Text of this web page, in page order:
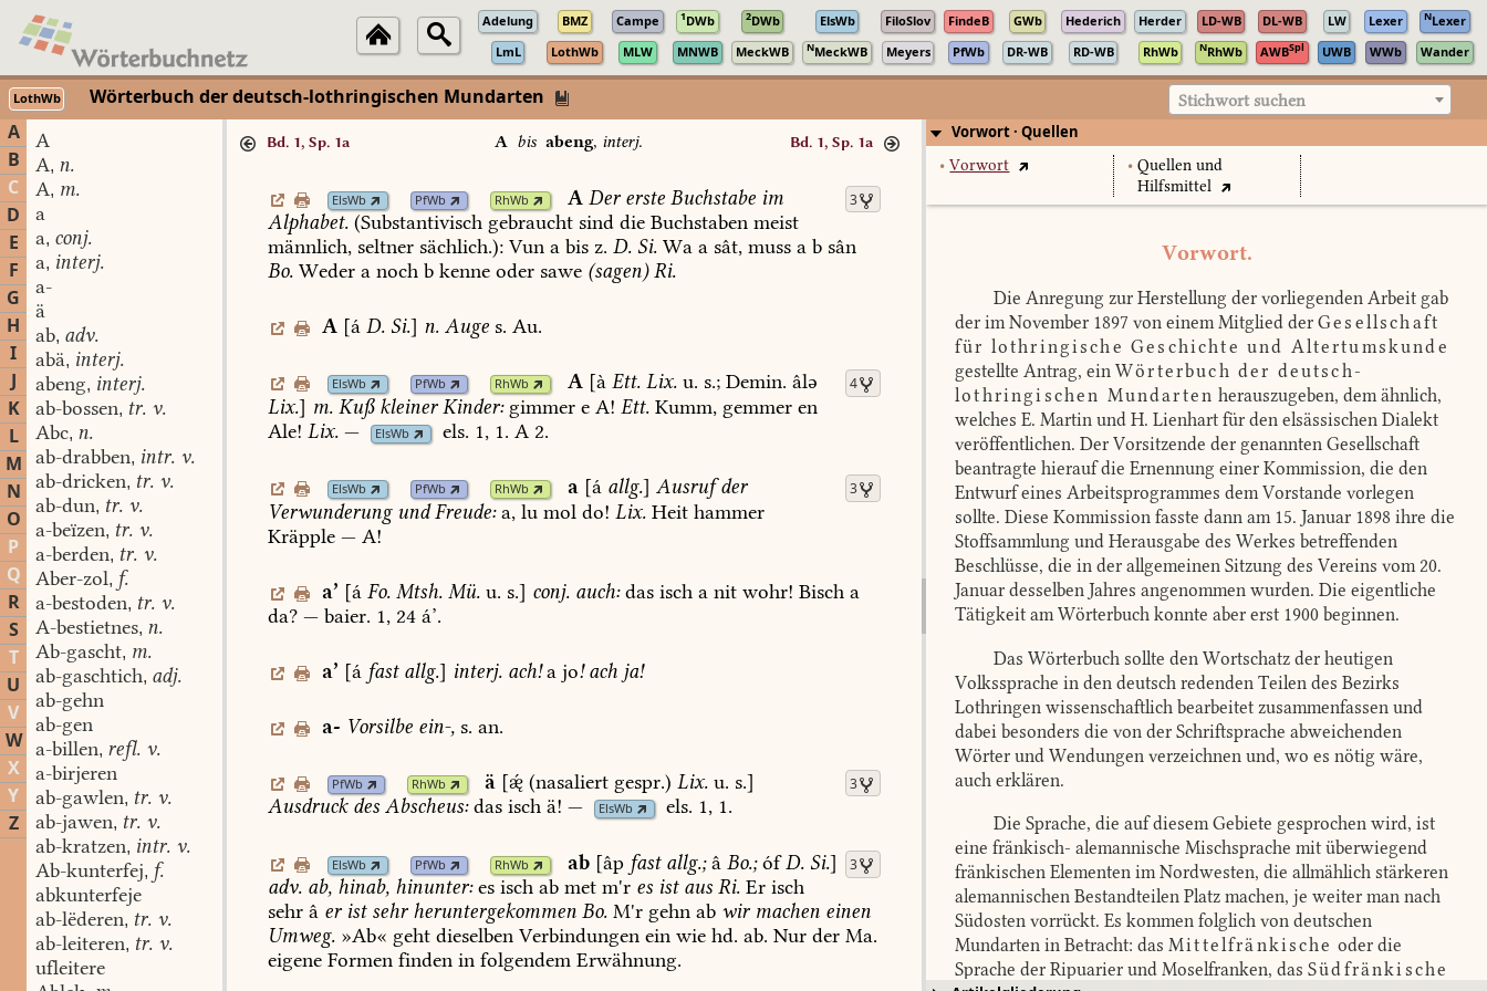
Adelung BMZ Campe 1DWb 2DWb ElsWb FiloSlov FindeB GWb Hederich Herder LD-WB DL-WB LW Lexer NLexer
LmL
LothWb MLW MNWB MeckWB NMeckWB Meyers PfWb DR-WB RD-WB RhWb NRhWb AWBSpl UWB WWb Wander
LothWb Wörterbuch der deutsch-lothringischen Mundarten Stichwort suchen
A
B
C
D
E
F
G
H
I
J
K
L
M
N
O
P
Q
R
S
T
U
V
W
X
Y
Z
A
A, n.
A, m.
a
a, conj.
a, interj.
a-
ä
ab, adv.
abä, interj.
abeng, interj.
ab-bossen, tr. v.
Abc, n.
ab-drabben, intr. v.
ab-dricken, tr. v.
ab-dun, tr. v.
a-beïzen, tr. v.
a-berden, tr. v.
Aber-zol, f.
a-bestoden, tr. v.
A-bestietnes, n.
Ab-gascht, m.
ab-gaschtich, adj.
ab-gehn
ab-gen
a-billen, refl. v.
a-birjeren
ab-gawlen, tr. v.
ab-jawen, tr. v.
ab-kratzen, intr. v.
Ab-kunterfej, f.
abkunterfeje
ab-lëderen, tr. v.
ab-leiteren, tr. v.
ufleitere
Bd. 1, Sp. 1a A bis abeng, interj. Bd. 1, Sp. 1a
3
ElsWb PfWb RhWb A Dererste Buchstabe im
Alphabet. (Substantivisch gebraucht sind die Buchstaben meist
männlich, seltner sächlich.): Vun a bis z. D. Si. Wa a sât, muss a b sân
Bo. Weder a noch b kenne oder sawe (sagen) Ri.
A [á D. Si.] n. Auges. Au.
4
ElsWb PfWb RhWb A [à Ett. Lix. u. s.; Demin. âlə
Lix.] m. KußkleinerKinder:gimmer e A! Ett. Kumm, gemmer en
Ale! Lix. — ElsWb els. 1, 1. A 2.
3
ElsWb PfWb RhWb a [á allg.] Ausrufder
VerwunderungundFreude:a, lu mol do! Lix. Heit hammer
Kräpple — A!
a’ [á Fo. Mtsh. Mü.u. s.] conj. auch:dasischanitwohr! Bischa
da? — baier. 1, 24 á’.
a’ [á fastallg.] interj. ach!ajo!achja!
a- Vorsilbeein-,s. an.
3
PfWb RhWb ä [ (nasaliert gespr.) Lix. u. s.]
Ausdruckdes Abscheus:das isch ä! — ElsWb els. 1, 1.
3
ElsWb PfWb RhWb ab [âp fastallg.;â Bo.;óf D. Si.]
adv. ab, hinab, hinunter:es isch ab met m'r es istaus Ri. Er isch
sehr â eristsehrheruntergekommen Bo. M'r gehn ab wirmachen einen
Umweg. »Ab« geht dieselben Verbindungen ein wie hd. ab. Nur der Ma.
eigene Formen finden in folgendem Erwähnung.
Vorwort · Quellen
• Vorwort • Quellen und
Hilfsmittel
Vorwort.
Die Anregung zur Herstellung der vorliegenden Arbeit gab
der im November 1897 von einem Mitglied der Gesellschaft
für lothringische Geschichte und Altertumskunde
gestellte Antrag, ein Wörterbuch der deutsch-
lothringischen Mundarten herauszugeben, dem ähnlich,
welches E. Martin und H. Lienhart für den elsässischen Dialekt
veröffentlichen. Der Vorsitzende der genannten Gesellschaft
beantragte hierauf die Ernennung einer Kommission, die den
Entwurf eines Arbeitsprogrammes dem Vorstande vorlegen
sollte. Diese Kommission fasste dann am 15. Januar 1898 ihre die
Stoffsammlung und Herausgabe des Werkes betreffenden
Beschlüsse, die in der allgemeinen Sitzung des Vereins vom 20.
Januar desselben Jahres angenommen wurden. Die eigentliche
Tätigkeit am Wörterbuch konnte aber erst 1900 beginnen.
Das Wörterbuch sollte den Wortschatz der heutigen
Volkssprache in den deutsch redenden Teilen des Bezirks
Lothringen wissenschaftlich bearbeitet zusammenfassen und
dabei besonders die von der Schriftsprache abweichenden
Wörter und Wendungen verzeichnen und, wo es nötig wäre,
auch erklären.
Die Sprache, die auf diesem Gebiete gesprochen wird, ist
eine fränkisch- alemannische Mischsprache mit überwiegend
fränkischen Elementen im Nordwesten, die allmählich stärkeren
alemannischen Bestandteilen Platz machen, je weiter man nach
Südosten vorrückt. Es kommen folglich von deutschen
Mundarten in Betracht: das Mittelfränkische oder die
Sprache der Ripuarier und Moselfranken, das Südfränkische